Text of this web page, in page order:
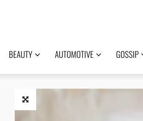
BEAUTY AUTOMOTIVE GOSSIP